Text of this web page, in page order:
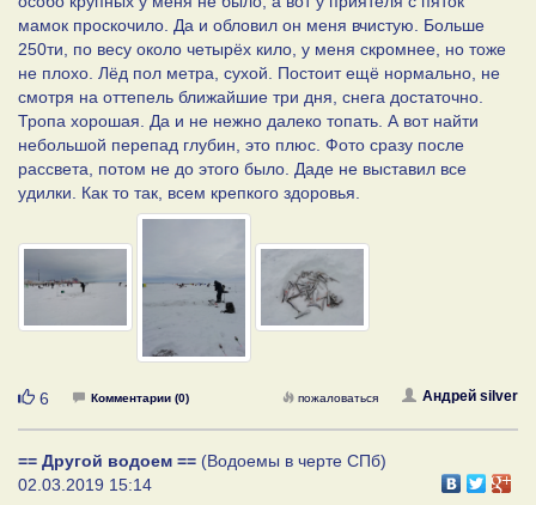
мамок проскочило. Да и обловил он меня вчистую. Больше
250ти, по весу около четырёх кило, у меня скромнее, но тоже
не плохо. Лёд пол метра, сухой. Постоит ещё нормально, не
смотря на оттепель ближайшие три дня, снега достаточно.
Тропа хорошая. Да и не нежно далеко топать. А вот найти
небольшой перепад глубин, это плюс. Фото сразу после
рассвета, потом не до этого было. Даде не выставил все
удилки. Как то так, всем крепкого здоровья.
Нравится
6 Комментарии (0) Андрей silver
пожаловаться
== Другой водоем == (Водоемы в черте СПб)
02.03.2019 15:14